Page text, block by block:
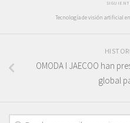
Tecnología de visión artificial
OMODA I JAECOO han
global